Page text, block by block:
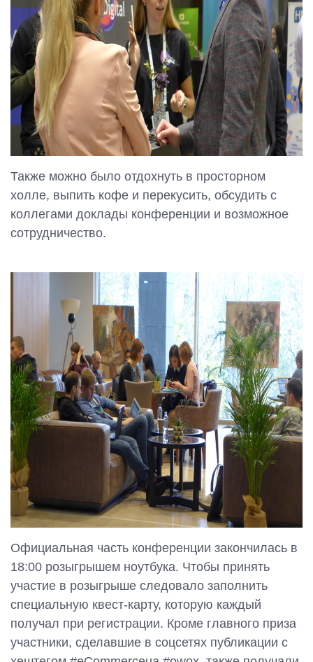
Также можно было отдохнуть в просторном
холле, выпить кофе и перекусить, обсудить с
коллегами доклады конференции и возможное
сотрудничество.
Официальная часть конференции закончилась в
18:00 розыгрышем ноутбука. Чтобы принять
участие в розыгрыше следовало заполнить
специальную квест-карту, которую каждый
получал при регистрации. Кроме главного приза
участники, сделавшие в соцсетях публикации с